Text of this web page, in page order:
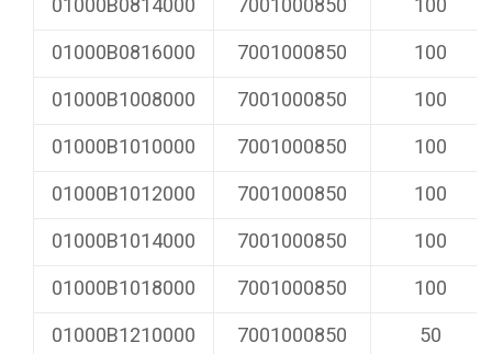
01000B0816000
7001000850
100
01000B1008000
7001000850
100
01000B1010000
7001000850
100
01000B1012000
7001000850
100
01000B1014000
7001000850
100
01000B1018000
7001000850
100
01000B1210000
7001000850
50